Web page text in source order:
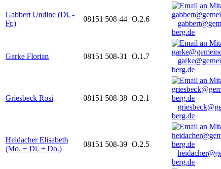
Gabbert Undine (Di. -
Fr.)
08151 508-44 O.2.6
berg.de
Garke Florian 08151 508-31 O.1.7
berg.de
Griesbeck Rosi 08151 508-38 O.2.1
berg.de
Heidacher Elisabeth
(Mo. + Di. + Do.)
08151 508-39 O.2.5
berg.de